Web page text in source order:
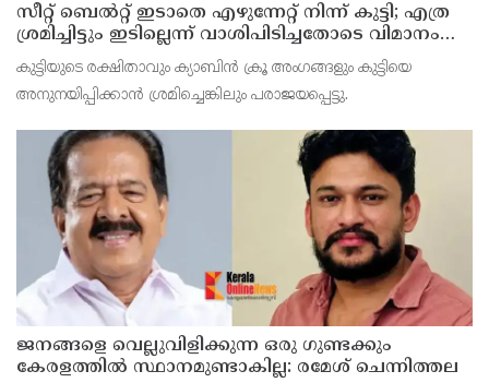
സീറ്റ് ബെല്‍റ്റ് ഇടാതെ എഴുന്നേറ്റ് നിന്ന് കുട്ടി; എത്ര
ശ്രമിച്ചിട്ടും ഇടില്ലെന്ന് വാശിപിടിച്ചതോടെ വിമാനം
റദ്ദാക്കി
കുട്ടിയുടെ രക്ഷിതാവും ക്യാബിന്‍ ക്രൂ അംഗങ്ങളും കുട്ടിയെ
അനുനയിപ്പിക്കാന്‍ ശ്രമിച്ചെങ്കിലും പരാജയപ്പെട്ടു.
ജനങ്ങളെ വെല്ലുവിളിക്കുന്ന ഒരു ഗുണ്ടക്കും
കേരളത്തില്‍ സ്ഥാനമുണ്ടാകില്ല: രമേശ് ചെന്നിത്തല